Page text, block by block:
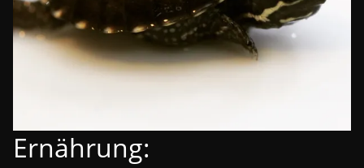
Ernährung: